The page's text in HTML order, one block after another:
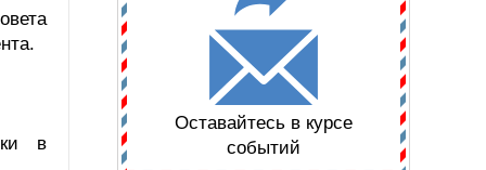
в
Оставайтесь в курсе
событий